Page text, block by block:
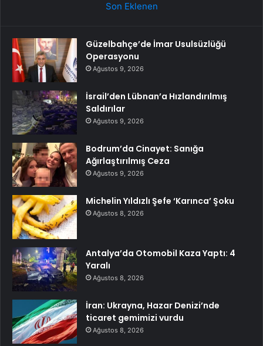
Son Eklenen
Güzelbahçe’de İmar Usulsüzlüğü
Operasyonu
Ağustos 9, 2026
İsrail’den Lübnan’a Hızlandırılmış
Saldırılar
Ağustos 9, 2026
Bodrum’da Cinayet: Sanığa
Ağırlaştırılmış Ceza
Ağustos 9, 2026
Michelin Yıldızlı Şefe ‘Karınca’ Şoku
Ağustos 8, 2026
Antalya’da Otomobil Kaza Yaptı: 4
Yaralı
Ağustos 8, 2026
İran: Ukrayna, Hazar Denizi’nde
ticaret gemimizi vurdu
Ağustos 8, 2026